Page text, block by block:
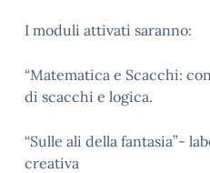
I moduli attivati saranno:
“Matematica e Scacchi:
di scacchi e logica.
“Sulle ali della fantasia”-
creativa